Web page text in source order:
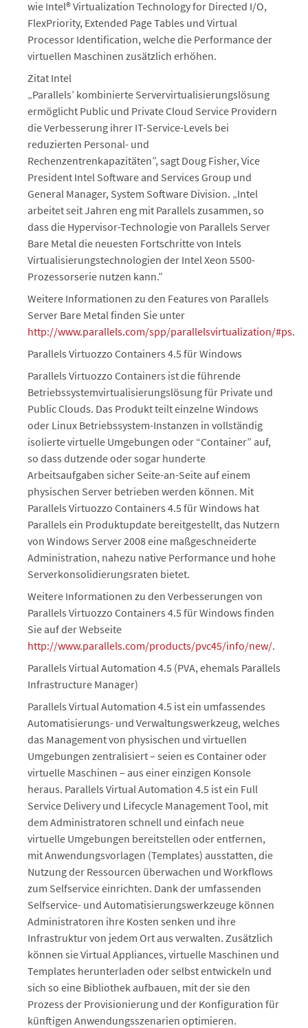
wie Intel® Virtualization Technology for Directed I/O,
FlexPriority, Extended Page Tables und Virtual
Processor Identification, welche die Performance der
virtuellen Maschinen zusätzlich erhöhen.
Zitat Intel
„Parallels’ kombinierte Servervirtualisierungslösung
ermöglicht Public und Private Cloud Service Providern
die Verbesserung ihrer IT-Service-Levels bei
reduzierten Personal- und
Rechenzentrenkapazitäten”, sagt Doug Fisher, Vice
President Intel Software and Services Group und
General Manager, System Software Division. „Intel
arbeitet seit Jahren eng mit Parallels zusammen, so
dass die Hypervisor-Technologie von Parallels Server
Bare Metal die neuesten Fortschritte von Intels
Virtualisierungstechnologien der Intel Xeon 5500-
Prozessorserie nutzen kann.”
Weitere Informationen zu den Features von Parallels
Server Bare Metal finden Sie unter
http://www.parallels.com/spp/parallelsvirtualization/#ps.
Parallels Virtuozzo Containers 4.5 für Windows
Parallels Virtuozzo Containers ist die führende
Betriebssystemvirtualisierungslösung für Private und
Public Clouds. Das Produkt teilt einzelne Windows
oder Linux Betriebssystem-Instanzen in vollständig
isolierte virtuelle Umgebungen oder “Container” auf,
so dass dutzende oder sogar hunderte
Arbeitsaufgaben sicher Seite-an-Seite auf einem
physischen Server betrieben werden können. Mit
Parallels Virtuozzo Containers 4.5 für Windows hat
Parallels ein Produktupdate bereitgestellt, das Nutzern
von Windows Server 2008 eine maßgeschneiderte
Administration, nahezu native Performance und hohe
Serverkonsolidierungsraten bietet.
Weitere Informationen zu den Verbesserungen von
Parallels Virtuozzo Containers 4.5 für Windows finden
Sie auf der Webseite
http://www.parallels.com/products/pvc45/info/new/.
Parallels Virtual Automation 4.5 (PVA, ehemals Parallels
Infrastructure Manager)
Parallels Virtual Automation 4.5 ist ein umfassendes
Automatisierungs- und Verwaltungswerkzeug, welches
das Management von physischen und virtuellen
Umgebungen zentralisiert – seien es Container oder
virtuelle Maschinen – aus einer einzigen Konsole
heraus. Parallels Virtual Automation 4.5 ist ein Full
Service Delivery und Lifecycle Management Tool, mit
dem Administratoren schnell und einfach neue
virtuelle Umgebungen bereitstellen oder entfernen,
mit Anwendungsvorlagen (Templates) ausstatten, die
Nutzung der Ressourcen überwachen und Workflows
zum Selfservice einrichten. Dank der umfassenden
Selfservice- und Automatisierungswerkzeuge können
Administratoren ihre Kosten senken und ihre
Infrastruktur von jedem Ort aus verwalten. Zusätzlich
können sie Virtual Appliances, virtuelle Maschinen und
Templates herunterladen oder selbst entwickeln und
sich so eine Bibliothek aufbauen, mit der sie den
Prozess der Provisionierung und der Konfiguration für
künftigen Anwendungsszenarien optimieren.